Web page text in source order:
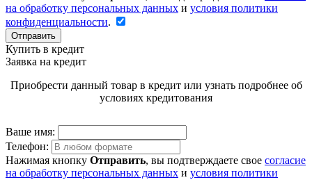
на обработку персональных данных и условия политики
конфиденциальности.
Отправить
Купить в кредит
Заявка на кредит
Приобрести данный товар в кредит или узнать подробнее об
условиях кредитования
Ваше имя:
Телефон:
Нажимая кнопку Отправить, вы подтверждаете свое согласие
на обработку персональных данных и условия политики